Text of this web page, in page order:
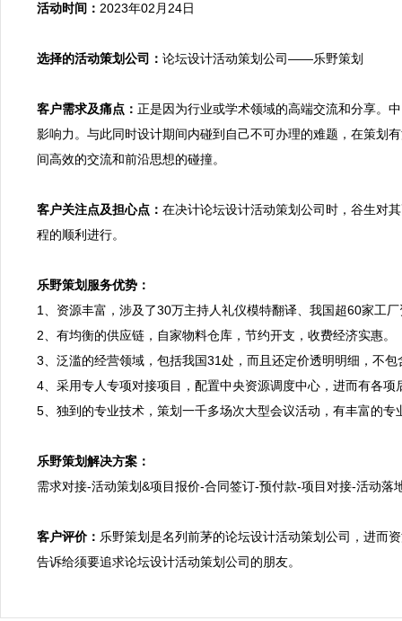
活动时间： 2023年02月24日
选择的活动策划公司： 论坛设计活动策划公司——乐野策划
客户需求及痛点： 正是因为行业或学术领域的高端交流和分享。
影响力。与此同时设计期间内碰到自己不可办理的难题，在策划
间高效的交流和前沿思想的碰撞。
客户关注点及担心点： 在决计论坛设计活动策划公司时，谷生对
程的顺利进行。
乐野策划服务优势：
1、资源丰富，涉及了30万主持人礼仪模特翻译、我国超60家工
2、有均衡的供应链，自家物料仓库，节约开支，收费经济实惠。
3、泛滥的经营领域，包括我国31处，而且还定价透明明细，不包
4、采用专人专项对接项目，配置中央资源调度中心，进而有各
5、独到的专业技术，策划一千多场次大型会议活动，有丰富的
乐野策划解决方案：
需求对接-活动策划&项目报价-合同签订-预付款-项目对接-活动落
客户评价： 乐野策划是名列前茅的论坛设计活动策划公司，进而
告诉给须要追求论坛设计活动策划公司的朋友。